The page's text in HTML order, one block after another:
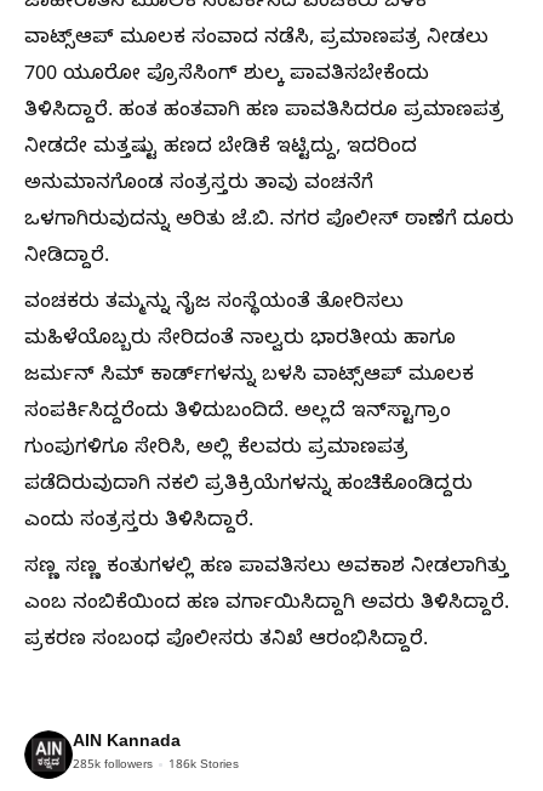
ವಾಟ್ಸ್‌ಆಪ್ ಮೂಲಕ ಸಂವಾದ ನಡೆಸಿ, ಪ್ರಮಾಣಪತ್ರ ನೀಡಲು
700 ಯೂರೋ ಪ್ರೊಸೆಸಿಂಗ್ ಶುಲ್ಕ ಪಾವತಿಸಬೇಕೆಂದು
ತಿಳಿಸಿದ್ದಾರೆ. ಹಂತ ಹಂತವಾಗಿ ಹಣ ಪಾವತಿಸಿದರೂ ಪ್ರಮಾಣಪತ್ರ
ನೀಡದೇ ಮತ್ತಷ್ಟು ಹಣದ ಬೇಡಿಕೆ ಇಟ್ಟಿದ್ದು, ಇದರಿಂದ
ಅನುಮಾನಗೊಂಡ ಸಂತ್ರಸ್ತರು ತಾವು ವಂಚನೆಗೆ
ಒಳಗಾಗಿರುವುದನ್ನು ಅರಿತು ಜೆ.ಬಿ. ನಗರ ಪೊಲೀಸ್ ಠಾಣೆಗೆ ದೂರು
ನೀಡಿದ್ದಾರೆ.
ವಂಚಕರು ತಮ್ಮನ್ನು ನೈಜ ಸಂಸ್ಥೆಯಂತೆ ತೋರಿಸಲು
ಮಹಿಳೆಯೊಬ್ಬರು ಸೇರಿದಂತೆ ನಾಲ್ವರು ಭಾರತೀಯ ಹಾಗೂ
ಜರ್ಮನ್ ಸಿಮ್ ಕಾರ್ಡ್‌ಗಳನ್ನು ಬಳಸಿ ವಾಟ್ಸ್‌ಆಪ್ ಮೂಲಕ
ಸಂಪರ್ಕಿಸಿದ್ದರೆಂದು ತಿಳಿದುಬಂದಿದೆ. ಅಲ್ಲದೆ ಇನ್‌ಸ್ಟಾಗ್ರಾಂ
ಗುಂಪುಗಳಿಗೂ ಸೇರಿಸಿ, ಅಲ್ಲಿ ಕೆಲವರು ಪ್ರಮಾಣಪತ್ರ
ಪಡೆದಿರುವುದಾಗಿ ನಕಲಿ ಪ್ರತಿಕ್ರಿಯೆಗಳನ್ನು ಹಂಚಿಕೊಂಡಿದ್ದರು
ಎಂದು ಸಂತ್ರಸ್ತರು ತಿಳಿಸಿದ್ದಾರೆ.
ಸಣ್ಣ ಸಣ್ಣ ಕಂತುಗಳಲ್ಲಿ ಹಣ ಪಾವತಿಸಲು ಅವಕಾಶ ನೀಡಲಾಗಿತ್ತು
ಎಂಬ ನಂಬಿಕೆಯಿಂದ ಹಣ ವರ್ಗಾಯಿಸಿದ್ದಾಗಿ ಅವರು ತಿಳಿಸಿದ್ದಾರೆ.
ಪ್ರಕರಣ ಸಂಬಂಧ ಪೊಲೀಸರು ತನಿಖೆ ಆರಂಭಿಸಿದ್ದಾರೆ.
AIN Kannada
285k followers 186k Stories